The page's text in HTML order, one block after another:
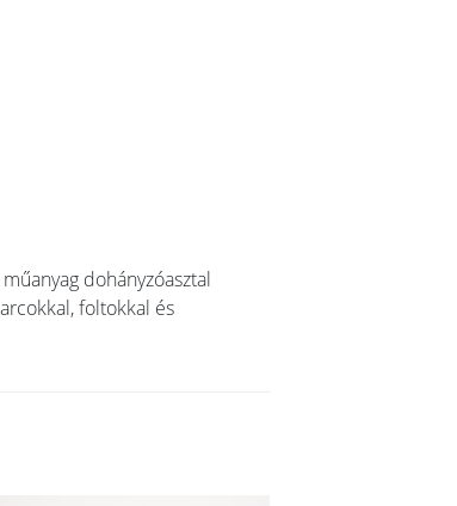
dohányzóasztal
foltokkal és